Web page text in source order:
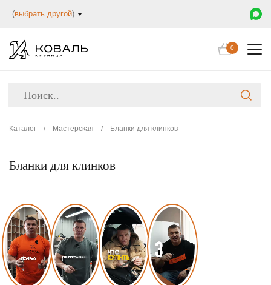
(выбрать другой)
0
Каталог / Мастерская / Бланки для клинков
Бланки для клинков